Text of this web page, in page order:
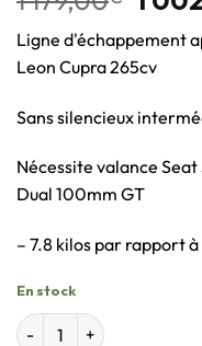
Ligne d'échappement
Leon Cupra 265cv
Sans silencieux
Nécessite valance
Dual 100mm GT
– 7.8 kilos par rapport
En stock